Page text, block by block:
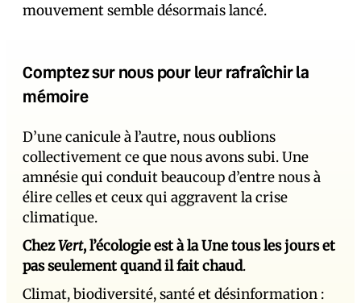
mouvement semble désormais lancé.
Comptez sur nous pour leur rafraîchir la
mémoire
D’une canicule à l’autre, nous oublions
collectivement ce que nous avons subi. Une
amnésie qui conduit beaucoup d’entre nous à
élire celles et ceux qui aggravent la crise
climatique.
ChezVert, l’écologie est à la Une tous les jours et
pas seulement quand il fait chaud.
Climat, biodiversité, santé et désinformation :